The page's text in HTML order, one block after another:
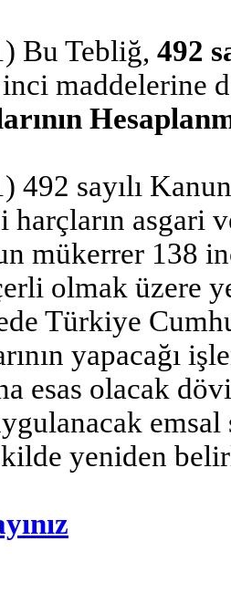
Bu Tebliğ, 492
maddelerine
492 sayılı
harçların asgari
mükerrer 138
olmak üzere
Türkiye
yapacağı
esas olacak
emsal
yeniden